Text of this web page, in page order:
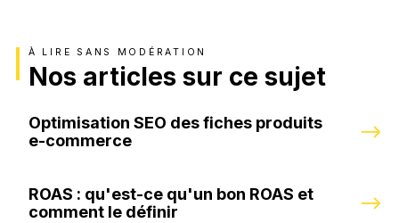
À LIRE SANS MODÉRATION
Nos articles sur ce sujet
Optimisation SEO des fiches produits
e-commerce
ROAS : qu'est-ce qu'un bon ROAS et
comment le définir